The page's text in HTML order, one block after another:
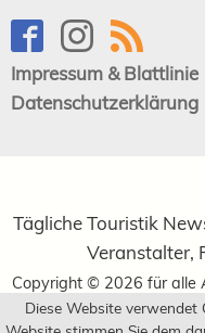
Diese Website verwendet
Impressum & Blattlinie
Datenschutzerklärung
Tägliche Touristik
Veranstalter,
Copyright © 2026 für alle